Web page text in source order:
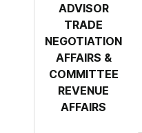
ADVISOR
TRADE
NEGOTIATION
AFFAIRS &
COMMITTEE
REVENUE
AFFAIRS